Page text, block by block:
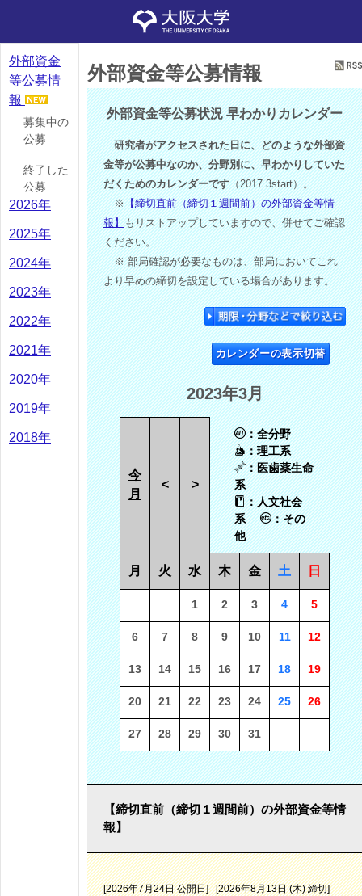
外部資金
等公募情
報
募集中の
公募
終了した
公募
2026年
2025年
2024年
2023年
2022年
2021年
2020年
2019年
2018年
外部資金等公募情報
外部資金等公募状況 早わかりカレンダー
研究者がアクセスされた日に、どのような外部資
金等が公募中なのか、分野別に、早わかりしていた
だくためのカレンダーです（2017.3start）。
※【締切直前（締切１週間前）の外部資金等情
報】もリストアップしていますので、併せてご確認
ください。
※ 部局確認が必要なものは、部局においてこれ
より早めの締切を設定している場合があります。
カレンダーの表示切替
2023年3月
今
月
< >
：全分野
：理工系
：医歯薬生命
系
：人文社会
系
：その
他
月 火 水 木 金 土 日
1 2 3 4 5
6 7 8 9 10 11 12
13 14 15 16 17 18 19
20 21 22 23 24 25 26
27 28 29 30 31
【締切直前（締切１週間前）の外部資金等情
報】
[2026年7月24日 公開日] [2026年8月13日 (木) 締切]